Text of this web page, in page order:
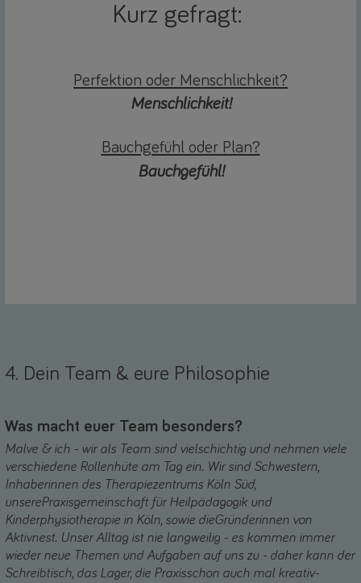
Kurz gefragt:
Perfektion oder Menschlichkeit?
Menschlichkeit!
Bauchgefühl oder Plan?
Bauchgefühl!
4. Dein Team & eure Philosophie
Was macht euer Team besonders?
Malve & ich - wir als Team sind vielschichtig und nehmen viele
verschiedene Rollenhüte am Tag ein. Wir sind Schwestern,
Inhaberinnen des Therapiezentrums Köln Süd,
unserePraxisgemeinschaft für Heilpädagogik und
Kinderphysiotherapie in Köln, sowie dieGründerinnen von
Aktivnest. Unser Alltag ist nie langweilig - es kommen immer
wieder neue Themen und Aufgaben auf uns zu - daher kann der
Schreibtisch, das Lager, die Praxisschon auch mal kreativ-